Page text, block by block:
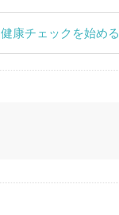
健康チェックを始める